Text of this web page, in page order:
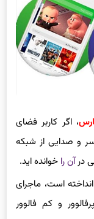
، اگر کاربر فضای
و صدایی از شبکه
درآن را خوانده اید.
است، ماجرای
و کم فالوور